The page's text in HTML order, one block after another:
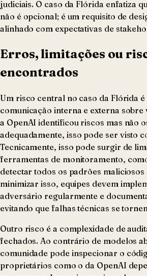
judiciais. O caso da Flórida enfatiza
não é opcional; é um requisito de
alinhado com expectativas de
Erros, limitações ou
encontrados
Um risco central no caso da Flórida
comunicação interna e externa sobre
a OpenAI identificou riscos mas não
adequadamente, isso pode ser visto
Tecnicamente, isso pode surgir de
ferramentas de monitoramento,
detectar todos os padrões
minimizar isso, equipes devem
adversário regularmente e
evitando que falhas técnicas se
Outro risco é a complexidade de
fechados. Ao contrário de modelos
comunidade pode inspecionar o
proprietários como o da OpenAI